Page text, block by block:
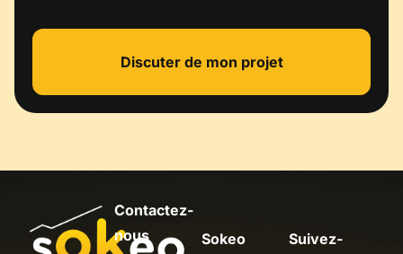
Discuter de mon projet
Contactez-
nous
Sokeo
Suivez-